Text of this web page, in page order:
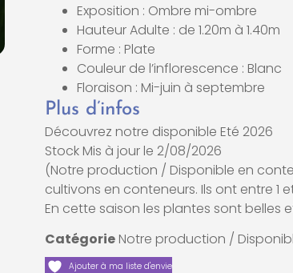
Exposition : Ombre mi-ombre
Hauteur Adulte : de 1.20m à 1.40m
Forme : Plate
Couleur de l’inflorescence : Blanc
Floraison : Mi-juin à septembre
Plus d’infos
Découvrez notre disponible Eté 2026
Stock Mis à jour le 2/08/2026
(Notre production / Disponible en
cultivons en conteneurs. Ils ont entre 1
En cette saison les plantes sont belles
Catégorie Notre production /
Ajouter à ma liste d'envie